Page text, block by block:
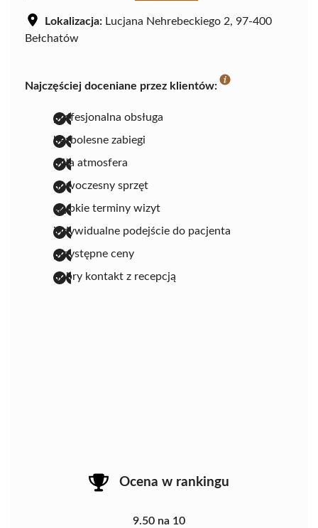
Lokalizacja: Lucjana Nehrebeckiego 2, 97-400
Bełchatów
Najczęściej doceniane przez klientów:
profesjonalna obsługa
bezbolesne zabiegi
miła atmosfera
nowoczesny sprzęt
szybkie terminy wizyt
indywidualne podejście do pacjenta
przystępne ceny
dobry kontakt z recepcją
Ocena w rankingu
9.50 na 10